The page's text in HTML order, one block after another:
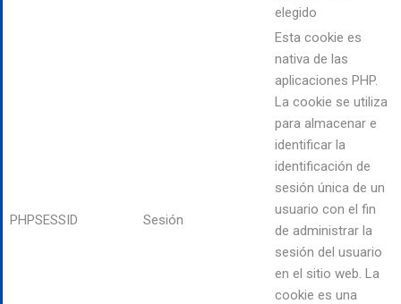
elegido
PHPSESSID Sesión
Esta cookie es
nativa de las
aplicaciones PHP.
La cookie se utiliza
para almacenar e
identificar la
identificación de
sesión única de un
usuario con el fin
de administrar la
sesión del usuario
en el sitio web. La
cookie es una